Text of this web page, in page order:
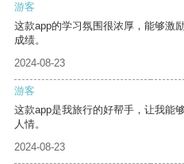
游客
这款app的学习氛围很浓厚，能够激
成绩。
2024-08-23
游客
这款app是我旅行的好帮手，让我能
人情。
2024-08-23